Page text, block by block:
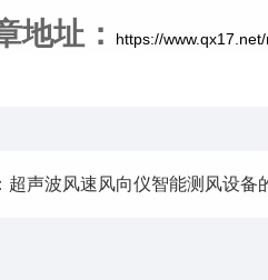
地址： https://
超声波风速风向仪智能测风设备